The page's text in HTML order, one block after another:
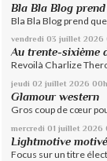
Bla Bla Blog
Bla Bla Blog prend
vendredi 03 juillet 2026
Au trente-sixième
Revoilà Charlize
jeudi 02 juillet 2026
Glamour western
Gros coup de cœur
mercredi 01 juillet 2026
Lightmotive
Focus sur un titre